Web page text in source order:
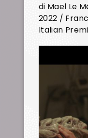
di Mael Le
2022 /
Italian